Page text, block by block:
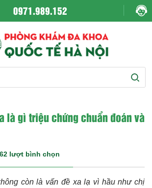
0971.989.152
là gì triệu chứng chuẩn đoán và
lượt bình chọn
còn là vấn đề xa lạ vì hầu như chị